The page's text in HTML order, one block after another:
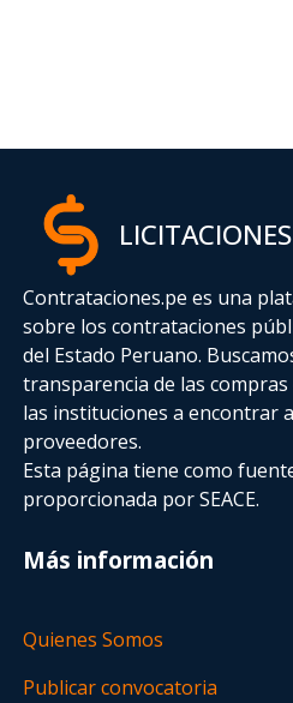
LICITACIONES
Contrataciones.pe es una
sobre los contrataciones
del Estado Peruano.
transparencia de las
las instituciones a encontrar
proveedores.
Esta página tiene como
proporcionada por SEACE.
Más información
Quienes Somos
Publicar convocatoria